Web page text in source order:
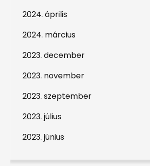
2024. április
2024. március
2023. december
2023. november
2023. szeptember
2023. július
2023. június